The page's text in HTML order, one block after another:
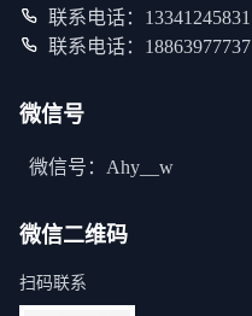
联系电话：13341245831
联系电话：18863977737
微信号
微信号：Ahy__w
微信二维码
扫码联系